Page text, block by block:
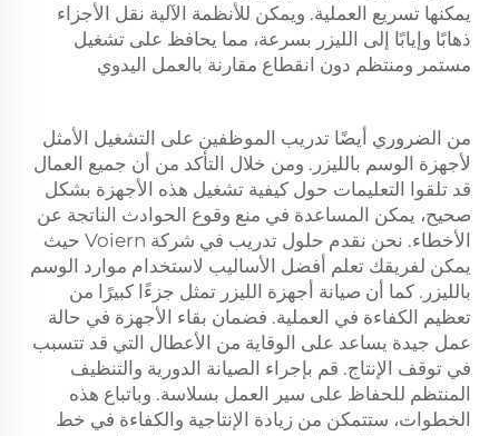
يمكنها تسريع العملية. ويمكن للأنظمة الآلية نقل الأجزاء
ذهابًا وإيابًا إلى الليزر بسرعة، مما يحافظ على تشغيل
مستمر ومنتظم دون انقطاع مقارنة بالعمل اليدوي
من الضروري أيضًا تدريب الموظفين على التشغيل الأمثل
لأجهزة الوسم بالليزر. ومن خلال التأكد من أن جميع العمال
قد تلقوا التعليمات حول كيفية تشغيل هذه الأجهزة بشكل
صحيح، يمكن المساعدة في منع وقوع الحوادث الناتجة عن
الأخطاء. نحن نقدم حلول تدريب في شركة Voiern حيث
يمكن لفريقك تعلم أفضل الأساليب لاستخدام موارد الوسم
بالليزر. كما أن صيانة أجهزة الليزر تمثل جزءًا كبيرًا من
تعظيم الكفاءة في العملية. فضمان بقاء الأجهزة في حالة
عمل جيدة يساعد على الوقاية من الأعطال التي قد تتسبب
في توقف الإنتاج. قم بإجراء الصيانة الدورية والتنظيف
المنتظم للحفاظ على سير العمل بسلاسة. وباتباع هذه
الخطوات، ستتمكن من زيادة الإنتاجية والكفاءة في خط